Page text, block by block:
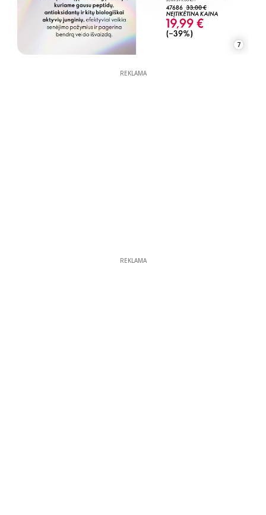
7
REKLAMA
REKLAMA